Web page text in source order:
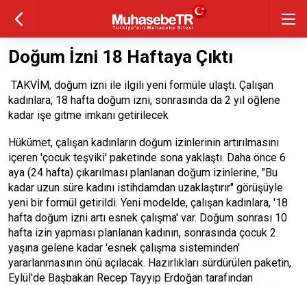
Doğum İzni 18 Haftaya Çıktı
TAKVİM, doğum izni ile ilgili yeni formüle ulaştı. Çalışan
kadınlara, 18 hafta doğum izni, sonrasında da 2 yıl öğlene
kadar işe gitme imkanı getirilecek
Hükümet, çalışan kadınların doğum izinlerinin artırılmasını
içeren 'çocuk teşviki' paketinde sona yaklaştı. Daha önce 6
aya (24 hafta) çıkarılması planlanan doğum izinlerine, "Bu
kadar uzun süre kadını istihdamdan uzaklaştırır" görüşüyle
yeni bir formül getirildi. Yeni modelde, çalışan kadınlara, '18
hafta doğum izni artı esnek çalışma' var. Doğum sonrası 10
hafta izin yapması planlanan kadının, sonrasında çocuk 2
yaşına gelene kadar 'esnek çalışma sisteminden'
yararlanmasının önü açılacak. Hazırlıkları sürdürülen paketin,
Eylül'de Başbakan Recep Tayyip Erdoğan tarafından